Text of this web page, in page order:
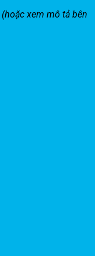
(hoặc xem mô tả bên